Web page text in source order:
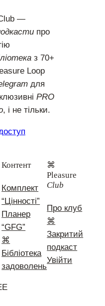
—
про
з 70+
Loop
для
PRO
, і не тільки.
Контент
Комплект
“Цінності”
Планер
“GFG”
⌘
Бібліотека
задоволень
⌘
Pleasure
Club
Про клуб
⌘
Закритий
подкаст
Увійти